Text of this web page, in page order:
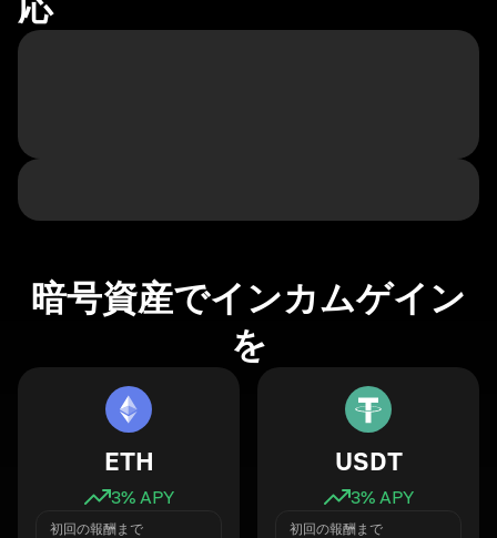
暗号資産でインカムゲイン
を
ETH
3% APY
初回の報酬まで
USDT
3% APY
初回の報酬まで